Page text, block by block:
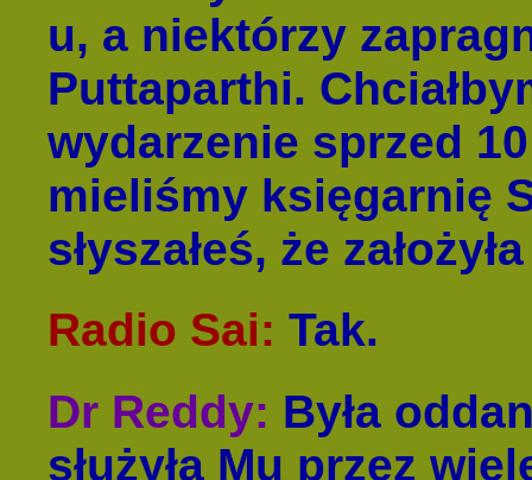
u, a niektórzy
Puttaparthi.
wydarzenie sprzed
mieliśmy księgarnię
słyszałeś, że
Radio Sai: Tak.
Dr Reddy: Była
służyła Mu przez